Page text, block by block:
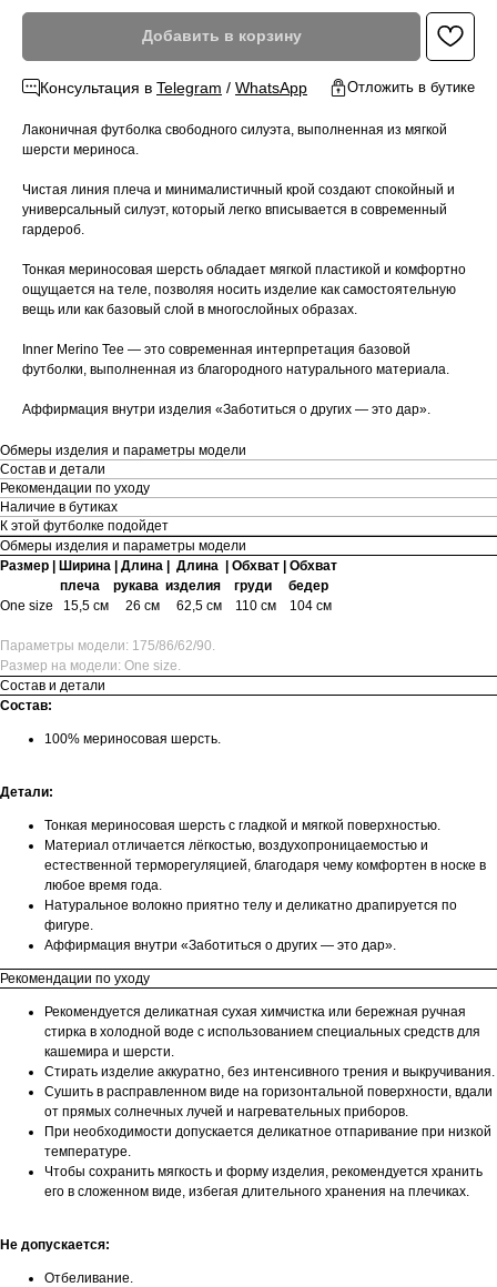
Добавить в корзину
Консультация в Telegram / WhatsApp Отложить в бутике
Лаконичная футболка свободного силуэта, выполненная из мягкой
шерсти мериноса.
Чистая линия плеча и минималистичный крой создают спокойный и
универсальный силуэт, который легко вписывается в современный
гардероб.
Тонкая мериносовая шерсть обладает мягкой пластикой и комфортно
ощущается на теле, позволяя носить изделие как самостоятельную
вещь или как базовый слой в многослойных образах.
Inner Merino Tee — это современная интерпретация базовой
футболки, выполненная из благородного натурального материала.
Аффирмация внутри изделия «Заботиться о других — это дар».
Обмеры изделия и параметры модели
Состав и детали
Рекомендации по уходу
Наличие в бутиках
К этой футболке подойдет
Обмеры изделия и параметры модели
Размер | Ширина | Длина | Длина | Обхват | Обхват
плеча рукава изделия груди бедер
One size
15,5 см 26 см 62,5 см 110 см 104 см
Параметры модели: 175/86/62/90.
Размер на модели: One size.
Состав и детали
Состав:
100% мериносовая шерсть.
Детали:
Тонкая мериносовая шерсть с гладкой и мягкой поверхностью.
Материал отличается лёгкостью, воздухопроницаемостью и
естественной терморегуляцией, благодаря чему комфортен в носке в
любое время года.
Натуральное волокно приятно телу и деликатно драпируется по
фигуре.
Аффирмация внутри «Заботиться о других — это дар».
Рекомендации по уходу
Рекомендуется деликатная сухая химчистка или бережная ручная
стирка в холодной воде с использованием специальных средств для
кашемира и шерсти.
Стирать изделие аккуратно, без интенсивного трения и выкручивания.
Сушить в расправленном виде на горизонтальной поверхности, вдали
от прямых солнечных лучей и нагревательных приборов.
При необходимости допускается деликатное отпаривание при низкой
температуре.
Чтобы сохранить мягкость и форму изделия, рекомендуется хранить
его в сложенном виде, избегая длительного хранения на плечиках.
Не допускается:
Отбеливание.